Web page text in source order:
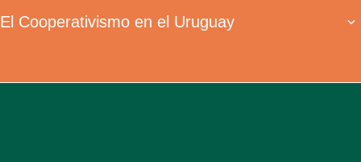
El Cooperativismo en el Uruguay